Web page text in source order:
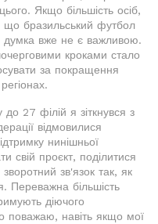
Якщо більшість осіб,
бразильський футбол
думка вже не є важливою.
кроками стало
за покращення
27 філій я зіткнувся з
відмовилися
нинішньої
свій проєкт, поділитися
зв'язок так, як
Переважна більшість
діючого
поважаю, навіть якщо мої